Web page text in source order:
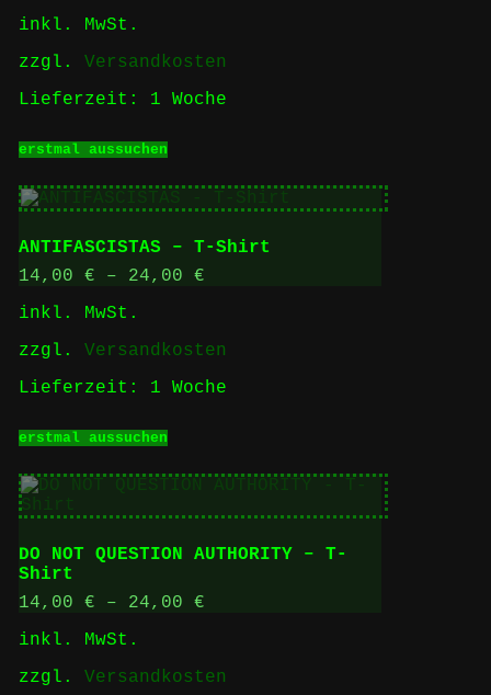
werden
inkl. MwSt.
zzgl. Versandkosten
Lieferzeit: 1 Woche
erstmal aussuchenProdukt
mehrere
Varianten
Die
Optionen
Produktseite
werden
ANTIFASCISTAS – T-Shirt
14,00 € – 24,00 €
inkl. MwSt.
zzgl. Versandkosten
Lieferzeit: 1 Woche
erstmal aussuchenProdukt
mehrere
auf.
Die
Optionen
auf
werden
DO NOT QUESTION AUTHORITY – T-
Shirt
14,00 € – 24,00 €
inkl. MwSt.
zzgl. Versandkosten